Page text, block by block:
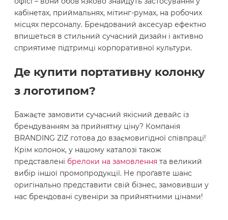
кабінетах, приймальнях, мітинг-румах, на робочих
місцях персоналу. Брендований аксесуар ефектно
впишеться в стильний сучасний дизайн і активно
сприятиме підтримці корпоративної культури.
Де купити портативну колонку
з логотипом?
Бажаєте замовити сучасний якісний девайс із
брендуванням за прийнятну ціну? Компанія
BRANDING ZIZ готова до взаємовигідної співпраці!
Крім колонок, у нашому каталозі також
представлені брелоки на замовлення та великий
вибір іншої промопродукції. Не проґавте шанс
оригінально представити свій бізнес, замовивши у
нас брендовані сувеніри за прийнятними цінами!